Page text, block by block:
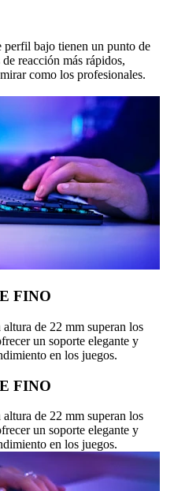
bajo tienen un punto de
reacción más rápidos,
como los profesionales.
FINO
de 22 mm superan los
un soporte elegante y
en los juegos.
FINO
de 22 mm superan los
un soporte elegante y
en los juegos.